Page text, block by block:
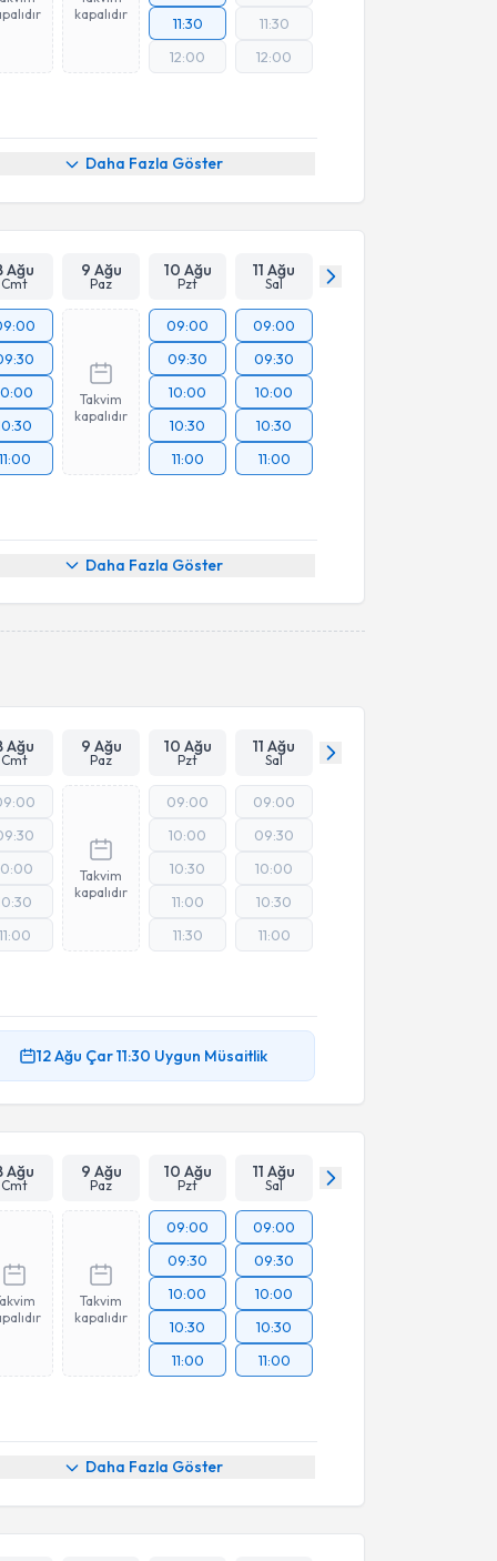
kapalıdır
11:30
12:00
11:30
12:00
Daha Fazla Göster
Ağu
Cmt
9 Ağu
Paz
10 Ağu
Pzt
11 Ağu
Sal
Takvim
kapalıdır
09:00
09:30
10:00
10:30
11:00
09:00
09:30
10:00
10:30
11:00
Daha Fazla Göster
Ağu
Cmt
9 Ağu
Paz
10 Ağu
Pzt
11 Ağu
Sal
Takvim
kapalıdır
09:00
10:00
10:30
11:00
11:30
09:00
09:30
10:00
10:30
11:00
12 Ağu Çar11:30 Uygun Müsaitlik
Ağu
Cmt
9 Ağu
Paz
10 Ağu
Pzt
11 Ağu
Sal
Takvim
kapalıdır
09:00
09:30
10:00
10:30
11:00
09:00
09:30
10:00
10:30
11:00
Daha Fazla Göster